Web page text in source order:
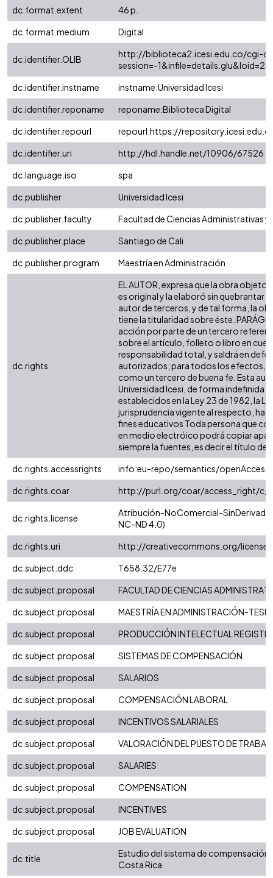
dc.format.extent
46 p.
dc.format.medium
Digital
dc.identifier.OLIB
http://biblioteca2.icesi.edu.co/cgi-
session=-
dc.identifier.instname
instname:Universidad Icesi
dc.identifier.reponame
reponame:Biblioteca Digital
dc.identifier.repourl
repourl:https://
dc.identifier.uri
http://hdl.handle.net/10906/67526
dc.language.iso
spa
dc.publisher
Universidad Icesi
dc.publisher.faculty
Facultad de Ciencias Administrativas
dc.publisher.place
Santiago de Cali
dc.publisher.program
Maestría en Administración
dc.rights
EL AUTOR, expresa que la obra
es original y la elaboró sin quebrantar
autor de terceros, y de tal forma, la
tiene la titularidad sobre éste.
acción por parte de un tercero
sobre el artículo, folleto o libro en
responsabilidad total, y saldrá en
autorizados; para todos los efectos,
como un tercero de buena fe. Esta
Universidad Icesi, de forma indefinida,
establecidos en la Ley 23 de 1982, la
jurisprudencia vigente al respecto,
fines educativos Toda persona que
en medio electróico podrá copiar
siempre la fuentes, es decir el título
dc.rights.accessrights
info:eu-repo/semantics/openAccess
dc.rights.coar
http://purl.org/coar/access_right/
dc.rights.license
Atribución-NoComercial-
NC-ND 4.0)
dc.rights.uri
http://creativecommons.org/
dc.subject.ddc
T658.32/E77e
dc.subject.proposal
FACULTAD DE CIENCIAS
dc.subject.proposal
MAESTRÍA EN ADMINISTRACIÓN-TESIS
dc.subject.proposal
PRODUCCIÓN INTELECTUAL
dc.subject.proposal
SISTEMAS DE COMPENSACIÓN
dc.subject.proposal
SALARIOS
dc.subject.proposal
COMPENSACIÓN LABORAL
dc.subject.proposal
INCENTIVOS SALARIALES
dc.subject.proposal
VALORACIÓN DEL PUESTO DE
dc.subject.proposal
SALARIES
dc.subject.proposal
COMPENSATION
dc.subject.proposal
INCENTIVES
dc.subject.proposal
JOB EVALUATION
dc.title
Estudio del sistema de compensación
Costa Rica